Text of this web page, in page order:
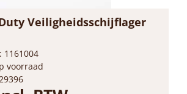
Veiligheidsschijflager
voorraad